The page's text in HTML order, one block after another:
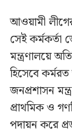
আওয়ামী
সেই কর্মকর্তা
মন্ত্রণালয়ে
হিসেবে
জনপ্রশাসন
প্রাথমিক ও
পদায়ন করে